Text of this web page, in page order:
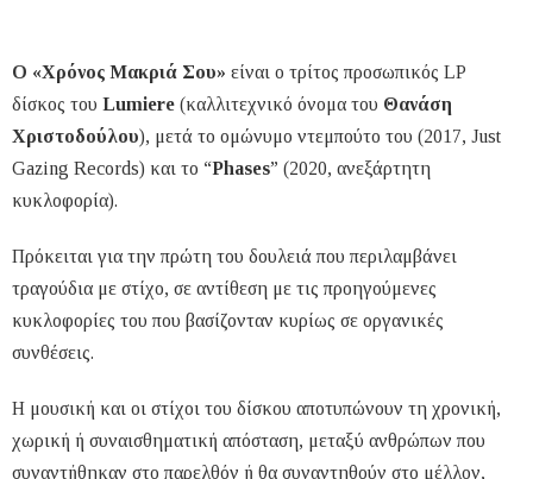
Ο «Χρόνος Μακριά Σου» είναι ο τρίτος προσωπικός LP
δίσκος του Lumiere (καλλιτεχνικό όνομα του Θανάση
Χριστοδούλου), μετά το ομώνυμο ντεμπούτο του (2017, Just
Gazing Records) και το “Phases” (2020, ανεξάρτητη
κυκλοφορία).
Πρόκειται για την πρώτη του δουλειά που περιλαμβάνει
τραγούδια με στίχο, σε αντίθεση με τις προηγούμενες
κυκλοφορίες του που βασίζονταν κυρίως σε οργανικές
συνθέσεις.
Η μουσική και οι στίχοι του δίσκου αποτυπώνουν τη χρονική,
χωρική ή συναισθηματική απόσταση, μεταξύ ανθρώπων που
συναντήθηκαν στο παρελθόν ή θα συναντηθούν στο μέλλον,